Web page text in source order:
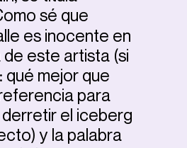
sé que
es inocente en
de este artista (si
qué mejor que
para
el iceberg
y la palabra